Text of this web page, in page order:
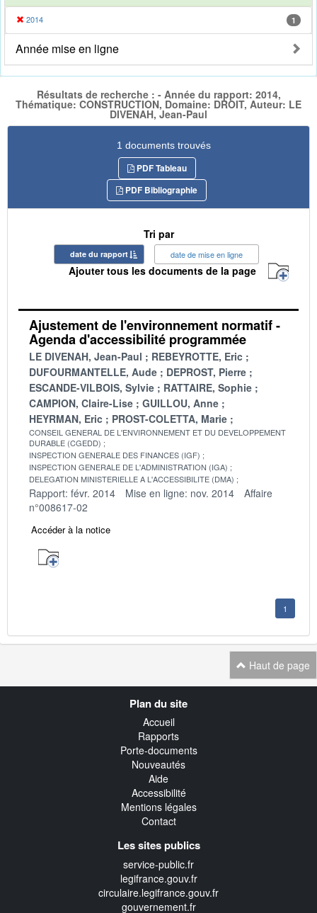
2014 1
Année mise en ligne
Résultats de recherche : - Année du rapport: 2014,
Thématique: CONSTRUCTION, Domaine: DROIT, Auteur: LE
DIVENAH, Jean-Paul
1 documents trouvés
PDF Tableau
PDF Bibliographie
Tri par
date du rapport date de mise en ligne
Ajouter tous les documents de la page
Ajustement de l'environnement normatif -
Agenda d'accessibilité programmée
LE DIVENAH, Jean-Paul
REBEYROTTE, Eric
DUFOURMANTELLE, Aude
DEPROST, Pierre
ESCANDE-VILBOIS, Sylvie
RATTAIRE, Sophie
CAMPION, Claire-Lise
GUILLOU, Anne
HEYRMAN, Eric
PROST-COLETTA, Marie
CONSEIL GENERAL DE L'ENVIRONNEMENT ET DU DEVELOPPEMENT
DURABLE (CGEDD)
INSPECTION GENERALE DES FINANCES (IGF)
INSPECTION GENERALE DE L'ADMINISTRATION (IGA)
DELEGATION MINISTERIELLE A L'ACCESSIBILITE (DMA)
Rapport: févr. 2014 Mise en ligne: nov. 2014
Affaire
n°008617-02
Accéder à la notice
1
Haut de page
Plan du site
Accueil
Rapports
Porte-documents
Nouveautés
Aide
Accessibilité
Mentions légales
Contact
Les sites publics
service-public.fr
legifrance.gouv.fr
circulaire.legifrance.gouv.fr
gouvernement.fr